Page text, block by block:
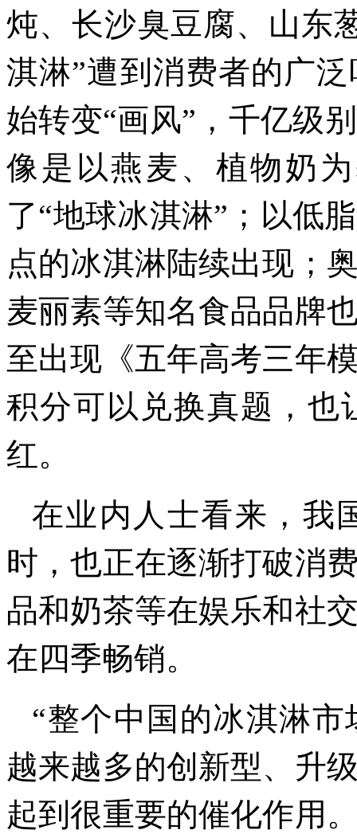
炖、长沙臭豆腐、山东
淇淋”遭到消费者的广
始转变“画风”，千亿级
像是以燕麦、植物奶
了“地球冰淇淋”；以低
点的冰淇淋陆续出现；
麦丽素等知名食品品牌
至出现《五年高考三年
积分可以兑换真题，也
红。
在业内人士看来，我
时，也正在逐渐打破消
品和奶茶等在娱乐和社
在四季畅销。
“整个中国的冰淇淋
越来越多的创新型、升
起到很重要的催化作用